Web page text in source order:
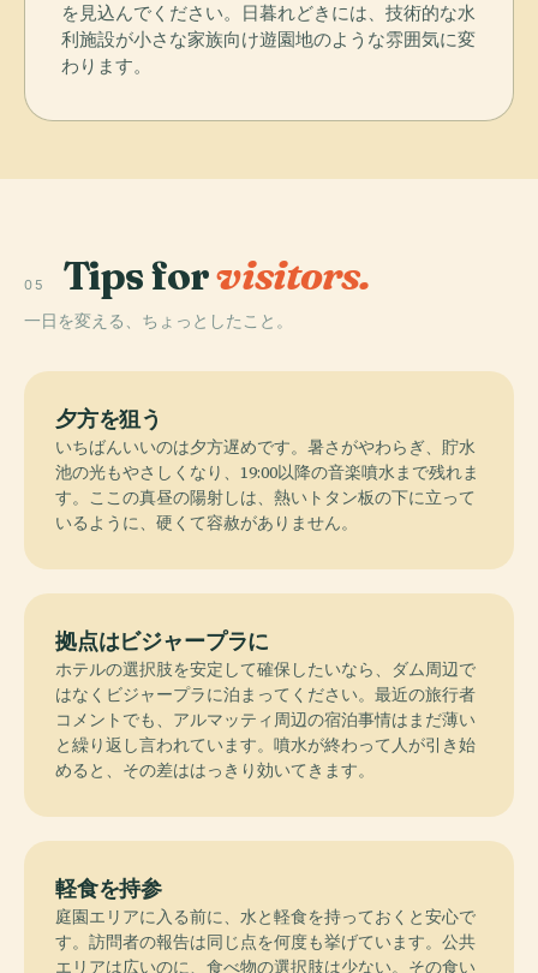
を見込んでください。日暮れどきには、技術的な水
利施設が小さな家族向け遊園地のような雰囲気に変
わります。
05 Tips forvisitors.
一日を変える、ちょっとしたこと。
夕方を狙う
いちばんいいのは夕方遅めです。暑さがやわらぎ、貯水
池の光もやさしくなり、19:00以降の音楽噴水まで残れま
す。ここの真昼の陽射しは、熱いトタン板の下に立って
いるように、硬くて容赦がありません。
拠点はビジャープラに
ホテルの選択肢を安定して確保したいなら、ダム周辺で
はなくビジャープラに泊まってください。最近の旅行者
コメントでも、アルマッティ周辺の宿泊事情はまだ薄い
と繰り返し言われています。噴水が終わって人が引き始
めると、その差ははっきり効いてきます。
軽食を持参
庭園エリアに入る前に、水と軽食を持っておくと安心で
す。訪問者の報告は同じ点を何度も挙げています。公共
エリアは広いのに、食べ物の選択肢は少ない。その食い